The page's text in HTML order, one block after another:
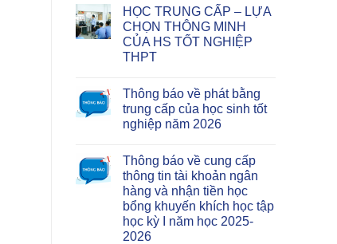
HỌC TRUNG CẤP – LỰA
CHỌN THÔNG MINH
CỦA HS TỐT NGHIỆP
THPT
Thông báo về phát bằng
trung cấp của học sinh tốt
nghiệp năm 2026
Thông báo về cung cấp
thông tin tài khoản ngân
hàng và nhận tiền học
bổng khuyến khích học tập
học kỳ I năm học 2025-
2026